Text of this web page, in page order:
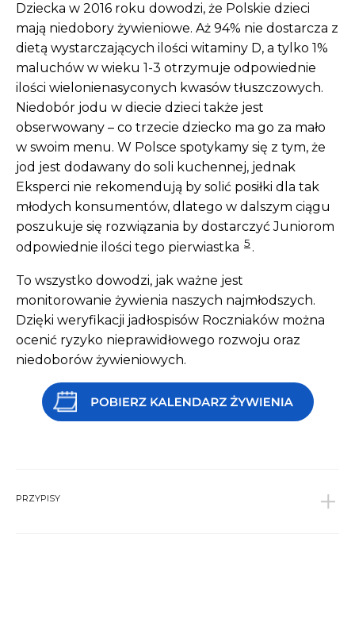
Dziecka w 2016 roku dowodzi, że Polskie dzieci
mają niedobory żywieniowe. Aż 94% nie dostarcza z
dietą wystarczających ilości witaminy D, a tylko 1%
maluchów w wieku 1-3 otrzymuje odpowiednie
ilości wielonienasyconych kwasów tłuszczowych.
Niedobór jodu w diecie dzieci także jest
obserwowany – co trzecie dziecko ma go za mało
w swoim menu. W Polsce spotykamy się z tym, że
jod jest dodawany do soli kuchennej, jednak
Eksperci nie rekomendują by solić posiłki dla tak
młodych konsumentów, dlatego w dalszym ciągu
poszukuje się rozwiązania by dostarczyć Juniorom
odpowiednie ilości tego pierwiastka 5 .
To wszystko dowodzi, jak ważne jest
monitorowanie żywienia naszych najmłodszych.
Dzięki weryfikacji jadłospisów Roczniaków można
ocenić ryzyko nieprawidłowego rozwoju oraz
niedoborów żywieniowych.
PRZYPISY